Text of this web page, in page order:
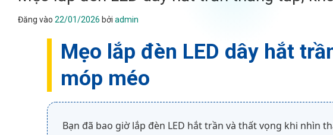
Đăng vào 22/01/2026 bởi admin
Mẹo lắp đèn LED dây hắt
móp méo
Bạn đã bao giờ lắp đèn LED hắt trần và thất vọng khi nhìn